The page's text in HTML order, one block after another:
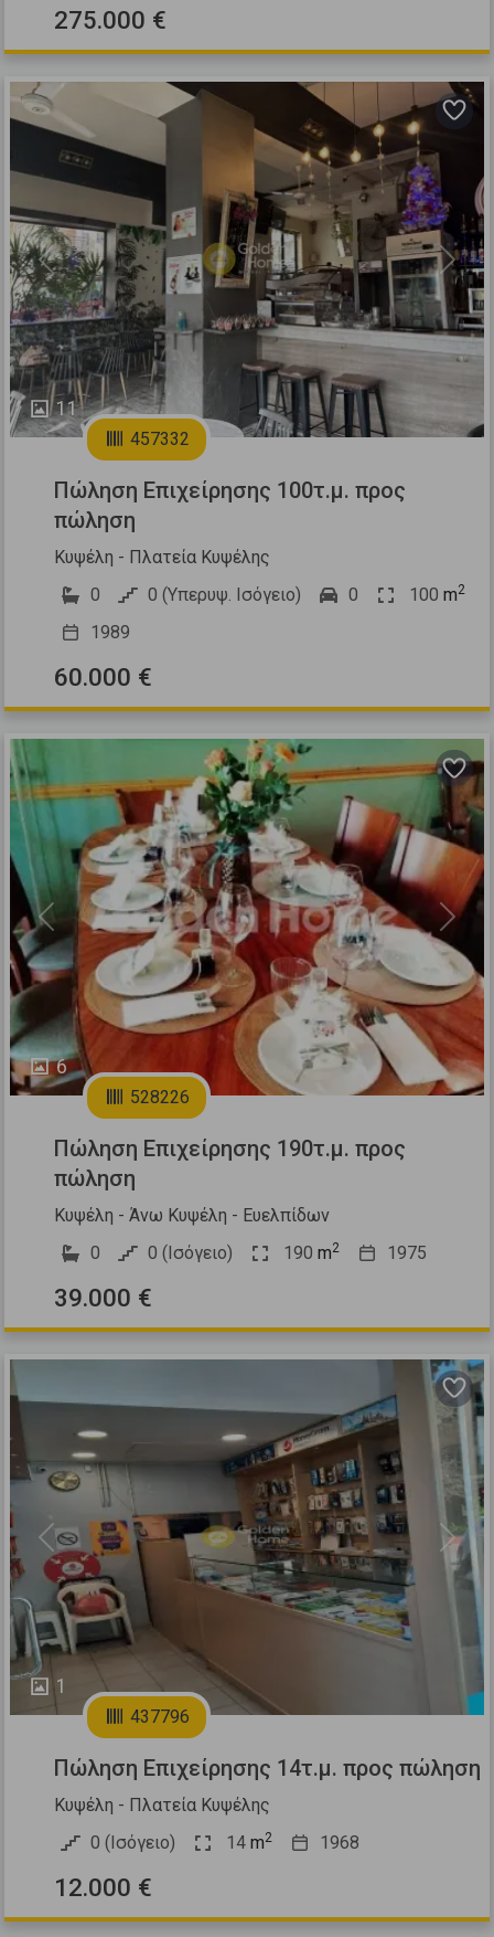
275.000 €
11
Previous Next
457332
Πώληση Επιχείρησης 100τ.μ. προς
πώληση
Κυψέλη - Πλατεία Κυψέλης
0
0 (Υπερυψ. Ισόγειο) 0 100 m2
1989
60.000 €
6
Previous Next
528226
Πώληση Επιχείρησης 190τ.μ. προς
πώληση
Κυψέλη - Άνω Κυψέλη - Ευελπίδων
0
0 (Ισόγειο) 190 m2 1975
39.000 €
1
Previous Next
437796
Πώληση Επιχείρησης 14τ.μ. προς πώληση
Κυψέλη - Πλατεία Κυψέλης
0 (Ισόγειο)
14 m2 1968
12.000 €